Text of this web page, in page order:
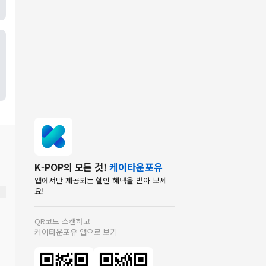
K-POP의 모든 것! 케이타운포유
앱에서만 제공되는 할인 혜택을 받아 보세
요!
QR코드 스캔하고
케이타운포유 앱으로 보기